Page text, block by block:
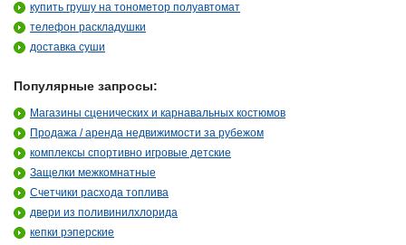
купить грушу на тонометор полуавтомат
телефон раскладушки
доставка суши
Популярные запросы:
Магазины сценических и карнавальных костюмов
Продажа / аренда недвижимости за рубежом
комплексы спортивно игровые детские
Защелки межкомнатные
Счетчики расхода топлива
двери из поливинилхлорида
кепки рэперские